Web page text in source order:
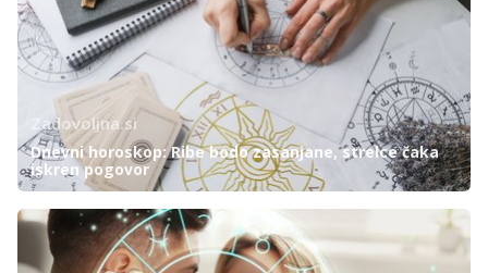
Zadovoljna.si
Dnevni horoskop: Ribe bodo zasanjane, strelce čaka
iskren pogovor